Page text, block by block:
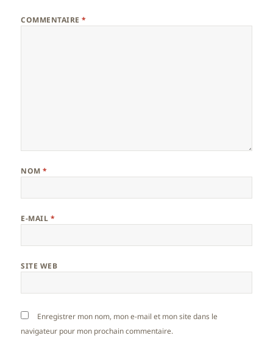
COMMENTAIRE*
NOM*
E-MAIL *
SITE WEB
Enregistrer mon nom, mon e-mail et mon site dans le
navigateur pour mon prochain commentaire.